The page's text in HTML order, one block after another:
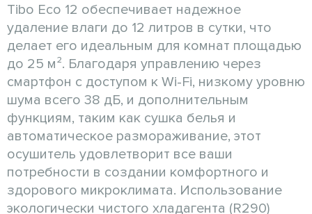
Tibo Eco 12 обеспечивает надежное
удаление влаги до 12 литров в сутки, что
делает его идеальным для комнат площадью
до 25 м². Благодаря управлению через
смартфон с доступом к Wi-Fi, низкому уровню
шума всего 38 дБ, и дополнительным
функциям, таким как сушка белья и
автоматическое размораживание, этот
осушитель удовлетворит все ваши
потребности в создании комфортного и
здорового микроклимата. Использование
экологически чистого хладагента (R290)